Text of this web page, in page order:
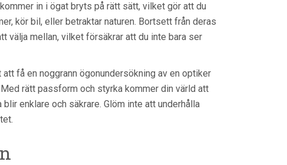
in i ögat bryts på rätt sätt, vilket gör att du
kör bil, eller betraktar naturen. Bortsett från deras
välja mellan, vilket försäkrar att du inte bara ser
få en noggrann ögonundersökning av en optiker
rätt passform och styrka kommer din värld att
enklare och säkrare. Glöm inte att underhålla